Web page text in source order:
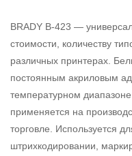
BRADY B-423 —
стоимости, количеству
различных принтерах.
постоянным акриловым
температурном
применяется на
торговле. Используется
штрихкодировании,